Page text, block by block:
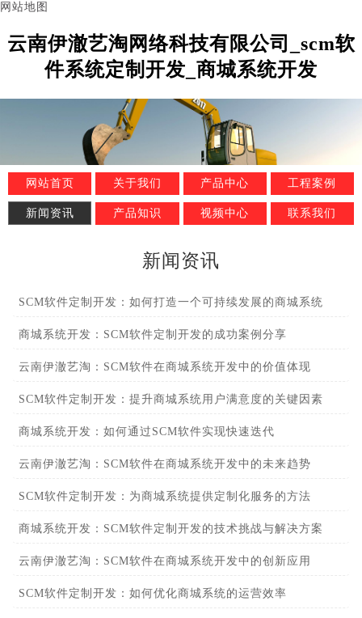
网站地图
云南伊澈艺淘网络科技有限公司_scm软
件系统定制开发_商城系统开发
网站首页 关于我们 产品中心 工程案例
新闻资讯 产品知识 视频中心 联系我们
新闻资讯
SCM软件定制开发：如何打造一个可持续发展的商城系统
商城系统开发：SCM软件定制开发的成功案例分享
云南伊澈艺淘：SCM软件在商城系统开发中的价值体现
SCM软件定制开发：提升商城系统用户满意度的关键因素
商城系统开发：如何通过SCM软件实现快速迭代
云南伊澈艺淘：SCM软件在商城系统开发中的未来趋势
SCM软件定制开发：为商城系统提供定制化服务的方法
商城系统开发：SCM软件定制开发的技术挑战与解决方案
云南伊澈艺淘：SCM软件在商城系统开发中的创新应用
SCM软件定制开发：如何优化商城系统的运营效率